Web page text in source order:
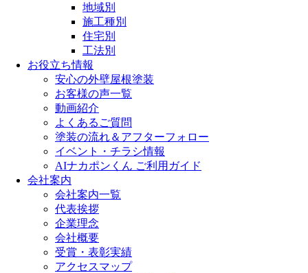
地域別
施工種別
住宅別
工法別
お役立ち情報
安心の外壁屋根塗装
お客様の声一覧
動画紹介
よくあるご質問
塗装の流れ＆アフターフォロー
イベント・チラシ情報
AIナカポンくん ご利用ガイド
会社案内
会社案内一覧
代表挨拶
企業理念
会社概要
受賞・表彰実績
アクセスマップ